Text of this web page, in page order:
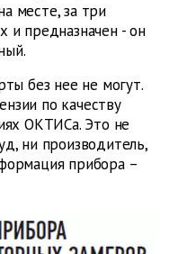
месте, за три
и предназначен - он
без нее не могут.
по качеству
ОКТИСа. Это не
ни производитель,
прибора –